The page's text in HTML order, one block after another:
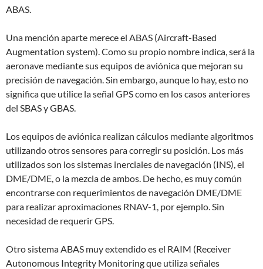
ABAS.
Una mención aparte merece el ABAS (Aircraft-Based
Augmentation system). Como su propio nombre indica, será la
aeronave mediante sus equipos de aviónica que mejoran su
precisión de navegación. Sin embargo, aunque lo hay, esto no
significa que utilice la señal GPS como en los casos anteriores
del SBAS y GBAS.
Los equipos de aviónica realizan cálculos mediante algoritmos
utilizando otros sensores para corregir su posición. Los más
utilizados son los sistemas inerciales de navegación (INS), el
DME/DME, o la mezcla de ambos. De hecho, es muy común
encontrarse con requerimientos de navegación DME/DME
para realizar aproximaciones RNAV-1, por ejemplo. Sin
necesidad de requerir GPS.
Otro sistema ABAS muy extendido es el RAIM (Receiver
Autonomous Integrity Monitoring que utiliza señales